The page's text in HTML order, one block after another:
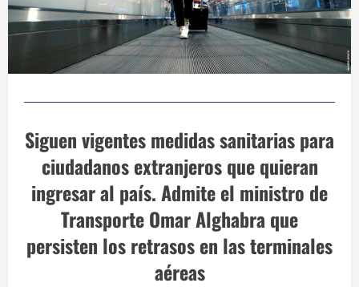
Siguen vigentes medidas sanitarias para
ciudadanos extranjeros que quieran
ingresar al país. Admite el ministro de
Transporte Omar Alghabra que
persisten los retrasos en las terminales
aéreas